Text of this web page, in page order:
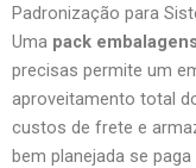
Padronização para
Uma pack
precisas permite um
aproveitamento total
custos de frete e
bem planejada se